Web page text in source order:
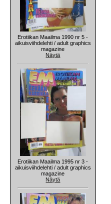
Erotiikan Maailma 1990 nr 5 -
aikuisviihdelehti / adult graphics
magazine
Näytä
Erotiikan Maailma 1995 nr 3 -
aikuisviihdelehti / adult graphics
magazine
Näytä